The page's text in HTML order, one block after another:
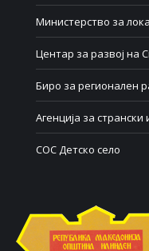
Министерство за
Центар за развој на
Биро за регионален
Агенција за
СОС Детско село